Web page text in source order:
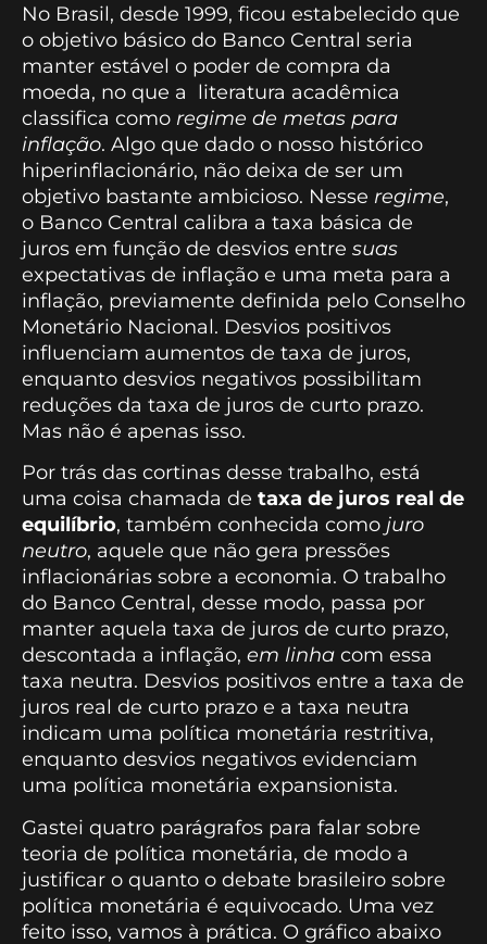
No Brasil, desde 1999, ficou estabelecido que
o objetivo básico do Banco Central seria
manter estável o poder de compra da
moeda, no que a literatura acadêmica
classifica como regime de metas para
inflação. Algo que dado o nosso histórico
hiperinflacionário, não deixa de ser um
objetivo bastante ambicioso. Nesse regime,
o Banco Central calibra a taxa básica de
juros em função de desvios entre suas
expectativas de inflação e uma meta para a
inflação, previamente definida pelo Conselho
Monetário Nacional. Desvios positivos
influenciam aumentos de taxa de juros,
enquanto desvios negativos possibilitam
reduções da taxa de juros de curto prazo.
Mas não é apenas isso.
Por trás das cortinas desse trabalho, está
uma coisa chamada de taxa de juros real de
equilíbrio, também conhecida como juro
neutro, aquele que não gera pressões
inflacionárias sobre a economia. O trabalho
do Banco Central, desse modo, passa por
manter aquela taxa de juros de curto prazo,
descontada a inflação, em linha com essa
taxa neutra. Desvios positivos entre a taxa de
juros real de curto prazo e a taxa neutra
indicam uma política monetária restritiva,
enquanto desvios negativos evidenciam
uma política monetária expansionista.
Gastei quatro parágrafos para falar sobre
teoria de política monetária, de modo a
justificar o quanto o debate brasileiro sobre
política monetária é equivocado. Uma vez
feito isso, vamos à prática. O gráfico abaixo